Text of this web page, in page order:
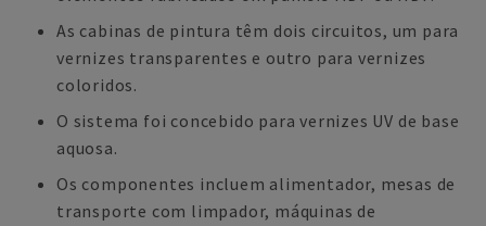
As cabinas de pintura têm dois circuitos, um para
vernizes transparentes e outro para vernizes
coloridos.
O sistema foi concebido para vernizes UV de base
aquosa.
Os componentes incluem alimentador, mesas de
transporte com limpador, máquinas de